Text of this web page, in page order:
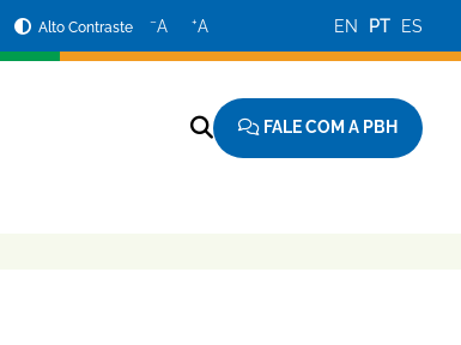
Alto Contraste −A +A EN PT ES
FALE COM A PBH